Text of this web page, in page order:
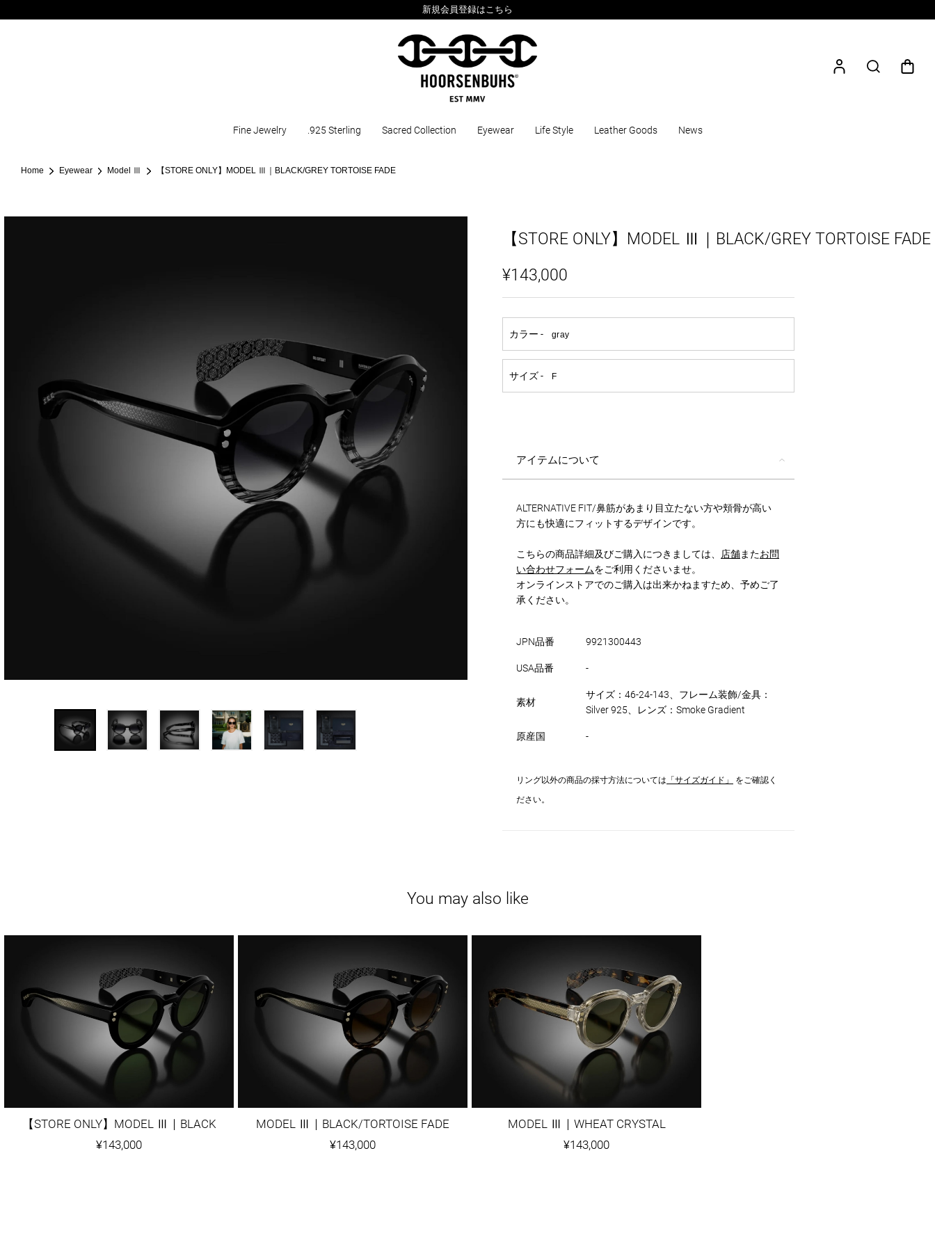
新規会員登録はこちら
Fine Jewelry .925 Sterling Sacred Collection Eyewear Life Style Leather Goods News
Home Eyewear Model Ⅲ 【STORE ONLY】MODEL Ⅲ｜BLACK/GREY TORTOISE FADE
【STORE ONLY】MODEL Ⅲ｜BLACK/GREY TORTOISE FADE
¥143,000
アイテムについて
ALTERNATIVE FIT/鼻筋があまり目立たない方や頬骨が高い
方にも快適にフィットするデザインです。
こちらの商品詳細及びご購入につきましては、 店舗またお問
い合わせフォームをご利用くださいませ。
オンラインストアでのご購入は出来かねますため、予めご了
承ください。
JPN品番 9921300443
USA品番 -
素材
サイズ：46-24-143、フレーム装飾/金具：
Silver 925、レンズ：Smoke Gradient
原産国 -
リング以外の商品の採寸方法については 「サイズガイド」
をご確認く
ださい。
You may also like
【STORE ONLY】MODEL Ⅲ｜BLACK
¥143,000
MODEL Ⅲ｜BLACK/TORTOISE FADE
¥143,000
MODEL Ⅲ｜WHEAT CRYSTAL
¥143,000